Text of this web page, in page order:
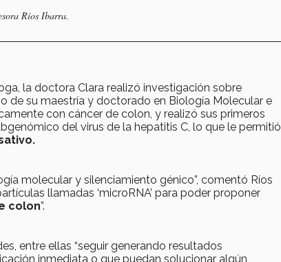
Ríos Ibarra.
la doctora Clara realizó investigación sobre
de su maestría y doctorado en Biología Molecular e
con cáncer de colon, y realizó sus primeros
del virus de la hepatitis C, lo que le permitió
molecular y silenciamiento génico”, comentó Ríos
llamadas ‘microRNA’ para poder proponer
colon”.
entre ellas “seguir generando resultados
inmediata o que puedan solucionar algún